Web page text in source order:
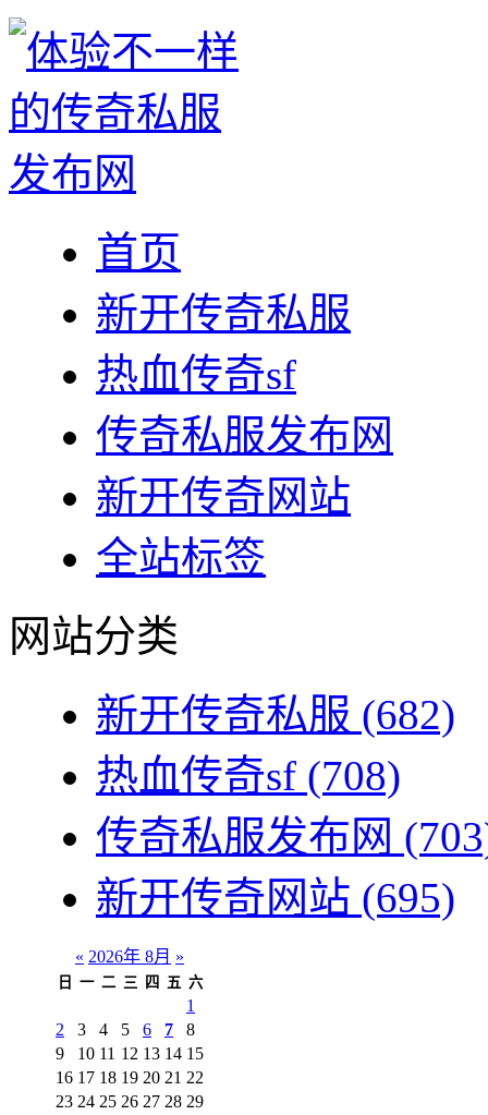
首页
新开传奇私服
热血传奇sf
传奇私服发布网
新开传奇网站
全站标签
网站分类
新开传奇私服 (682)
热血传奇sf (708)
传奇私服发布网
新开传奇网站 (695)
« 2026年 8月 »
日 一 二 三 四 五 六
1
2
3 4 5 6 7
8
9
10 11 12 13 14 15
16 17 18 19 20 21 22
23 24 25 26 27 28 29